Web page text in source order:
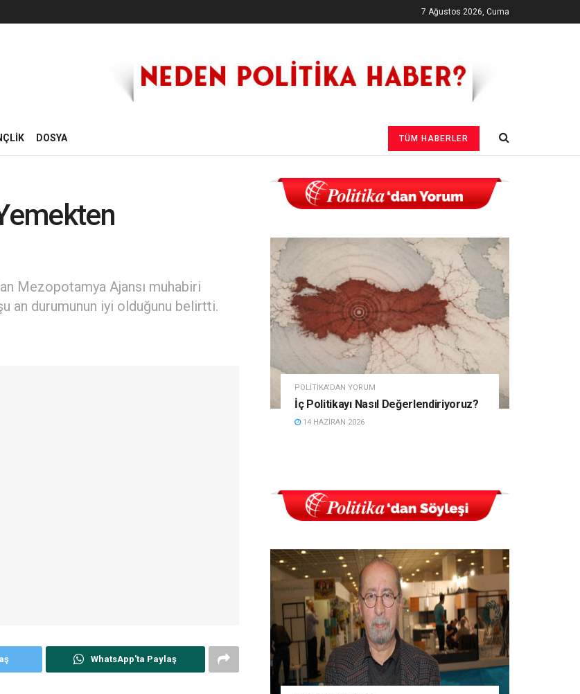
7 Ağustos 2026, Cuma
DOSYA TÜM HABERLER
Mezopotamya Ajansı muhabiri
an durumunun iyi olduğunu belirtti.
WhatsApp'ta Paylaş
POLITIKA'DAN YORUM
İç Politikayı Nasıl Değerlendiriyoruz?
14 HAZIRAN 2026